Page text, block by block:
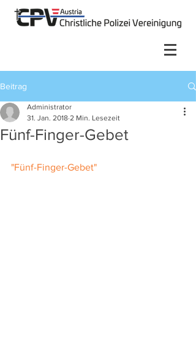
Beitrag
Fünf-Finger-Gebet
Administrator
31. Jan. 2018 2 Min. Lesezeit
"Fünf-Finger-Gebet"